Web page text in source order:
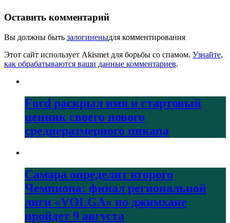
Оставить комментарий
Вы должны быть залогиненыдля комментирования
Этот сайт использует Akismet для борьбы со спамом. Узнайте,
как обрабатываются ваши данные комментариев.
Ford раскрыл имя и стартовый
ценник своего нового
среднеразмерного пикапа
Самара определит второго
Чемпиона: финал региональной
лиги «VOLGA» по джимхане
пройдет 9 августа